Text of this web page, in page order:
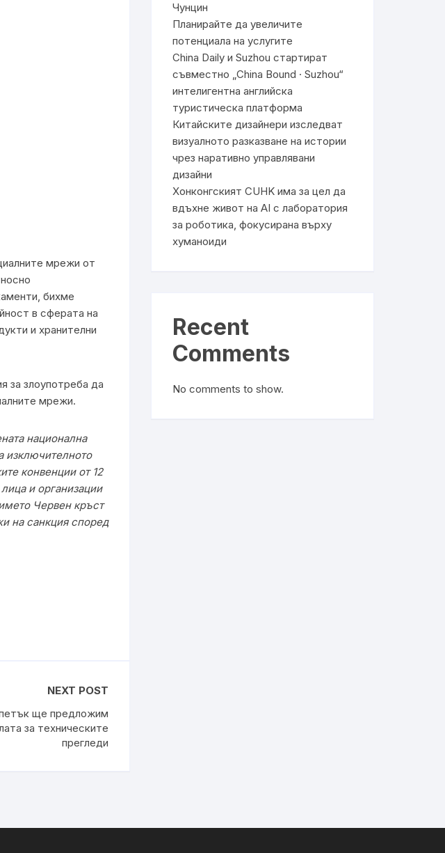
мрежи от
бихме
в сферата на
и хранителни
за злоупотреба да
мрежи.
национална
изключителното
конвенции от 12
и организации
Червен кръст
на санкция според
NEXT POST
ще предложим
за техническите
прегледи
Чунцин
Планирайте да увеличите
потенциала на услугите
China Daily и Suzhou стартират
съвместно „China Bound · Suzhou“
интелигентна английска
туристическа платформа
Китайските дизайнери изследват
визуалното разказване на истории
чрез наративно управлявани
дизайни
Хонконгският CUHK има за цел да
вдъхне живот на AI с лаборатория
за роботика, фокусирана върху
хуманоиди
Recent
Comments
No comments to show.